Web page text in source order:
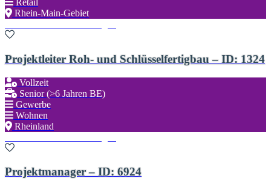
Retail
Rhein-Main-Gebiet
Projektleiter Roh- und Schlüsselfertigbau – ID: 1324
Vollzeit
Senior (>6 Jahren BE)
Gewerbe
Wohnen
Rheinland
Projektmanager – ID: 6924